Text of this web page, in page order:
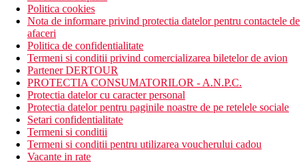
Politica cookies
Nota de informare privind protectia datelor pentru contactele de
afaceri
Politica de confidentialitate
Termeni si conditii privind comercializarea biletelor de avion
Partener DERTOUR
PROTECTIA CONSUMATORILOR - A.N.P.C.
Protectia datelor cu caracter personal
Protectia datelor pentru paginile noastre de pe retelele sociale
Setari confidentialitate
Termeni si conditii
Termeni si conditii pentru utilizarea voucherului cadou
Vacante in rate